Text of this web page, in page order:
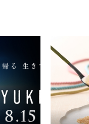
くの仲間の命を救い帰還
主演は「雪風」の艦長・
幸平を玉木宏が演じるほ
など実力派俳優が共演。
第二艦隊司令長官、伊
る。
時代が再び、分断と暴力